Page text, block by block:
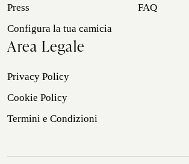
Press
FAQ
Configura la tua camicia
Area Legale
Privacy Policy
Cookie Policy
Termini e Condizioni